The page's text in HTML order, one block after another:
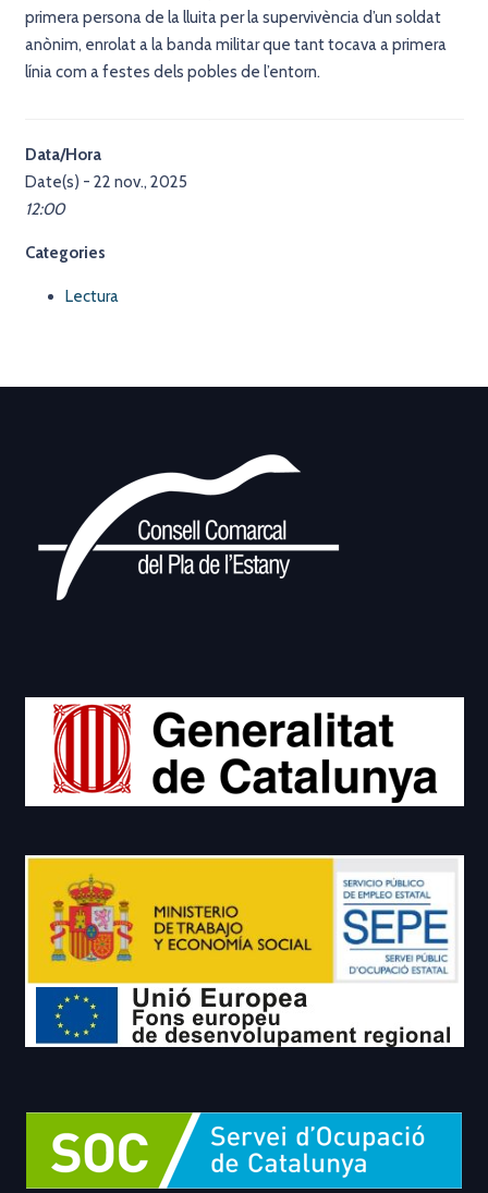
primera persona de la lluita per la supervivència d’un soldat
anònim, enrolat a la banda militar que tant tocava a primera
línia com a festes dels pobles de l’entorn.
Data/Hora
Date(s) - 22 nov., 2025
12:00
Categories
Lectura